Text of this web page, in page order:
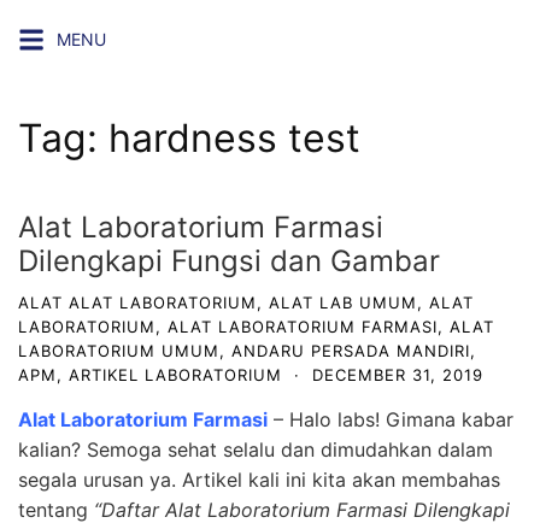
MENU
Tag: hardness test
Alat Laboratorium Farmasi
Dilengkapi Fungsi dan Gambar
ALAT ALAT LABORATORIUM, ALAT LAB UMUM, ALAT
LABORATORIUM, ALAT LABORATORIUM FARMASI, ALAT
LABORATORIUM UMUM, ANDARU PERSADA MANDIRI,
APM, ARTIKEL LABORATORIUM · DECEMBER 31, 2019
Alat Laboratorium Farmasi – Halo labs! Gimana kabar
kalian? Semoga sehat selalu dan dimudahkan dalam
segala urusan ya. Artikel kali ini kita akan membahas
tentang “Daftar Alat Laboratorium Farmasi Dilengkapi